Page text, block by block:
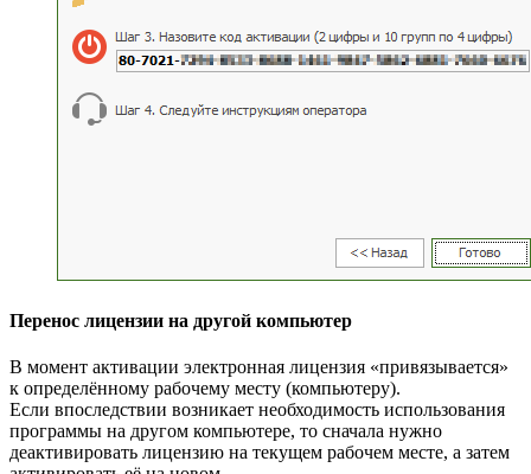
Перенос лицензии на другой компьютер
В момент активации электронная лицензия «привязывается»
к определённому рабочему месту (компьютеру).
Если впоследствии возникает необходимость использования
программы на другом компьютере, то сначала нужно
деактивировать лицензию на текущем рабочем месте, а затем